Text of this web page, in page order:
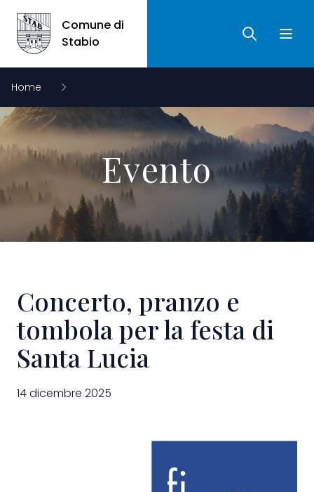
Comune di Stabio
Comune di
Stabio
RicercaApri
Home
Evento
Concerto, pranzo e
tombola per la festa di
Santa Lucia
14 dicembre 2025